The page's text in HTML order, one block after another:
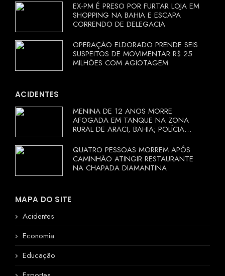
EX-PM É PRESO POR FURTAR LOJA EM
SHOPPING NA BAHIA E ESCAPA
CORRENDO DE DELEGACIA
OPERAÇÃO ELDORADO PRENDE SEIS
SUSPEITOS DE MOVIMENTAR R$ 25
MILHÕES COM AGIOTAGEM
ACIDENTES
MENINA DE 12 ANOS MORRE
AFOGADA EM TANQUE NA ZONA
RURAL DE ARACI, BAHIA; POLÍCIA
QUATRO PESSOAS MORREM APÓS
CAMINHÃO ATINGIR RESTAURANTE
NA CHAPADA DIAMANTINA
MAPA DO SITE
Acidentes
Economia
Educação